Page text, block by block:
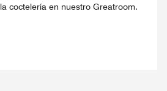
coctelería en nuestro Greatroom.